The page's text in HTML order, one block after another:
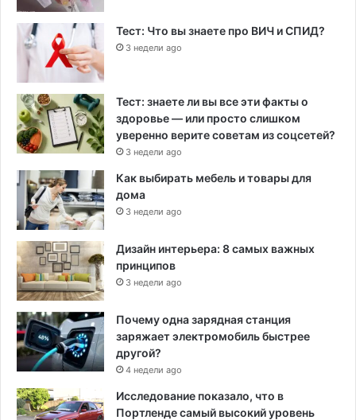
Тест: Что вы знаете про ВИЧ и СПИД?
3 недели ago
Тест: знаете ли вы все эти факты о
здоровье — или просто слишком
уверенно верите советам из соцсетей?
3 недели ago
Как выбирать мебель и товары для
дома
3 недели ago
Дизайн интерьера: 8 самых важных
принципов
3 недели ago
Почему одна зарядная станция
заряжает электромобиль быстрее
другой?
4 недели ago
Исследование показало, что в
Портленде самый высокий уровень